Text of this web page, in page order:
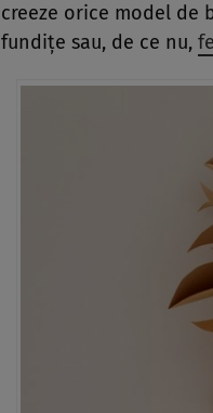
creeze orice model de
fundițe sau, de ce nu,